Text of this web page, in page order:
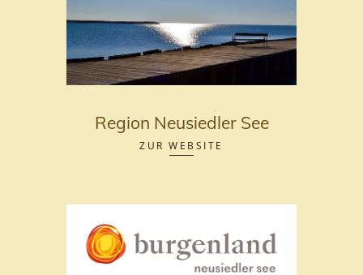
Region Neusiedler See
ZUR WEBSITE